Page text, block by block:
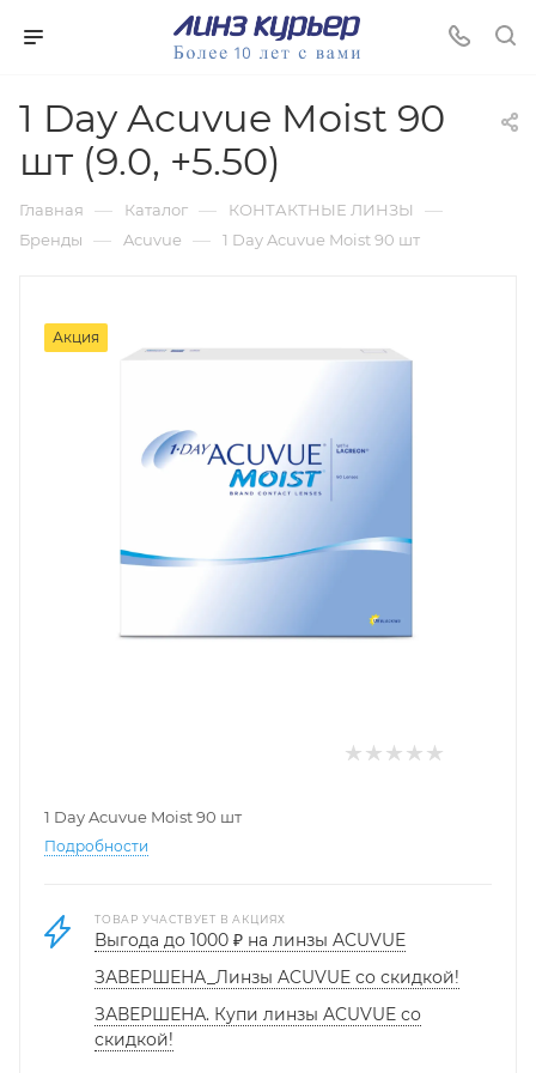
1 Day Acuvue Moist 90
шт (9.0, +5.50)
Главная — Каталог — КОНТАКТНЫЕ ЛИНЗЫ —
Бренды — Acuvue — 1 Day Acuvue Moist 90 шт
Акция
1 Day Acuvue Moist 90 шт
Подробности
ТОВАР УЧАСТВУЕТ В АКЦИЯХ
Выгода до 1000 ₽ на линзы ACUVUE
ЗАВЕРШЕНА_Линзы ACUVUE со скидкой!
ЗАВЕРШЕНА. Купи линзы ACUVUE со
скидкой!